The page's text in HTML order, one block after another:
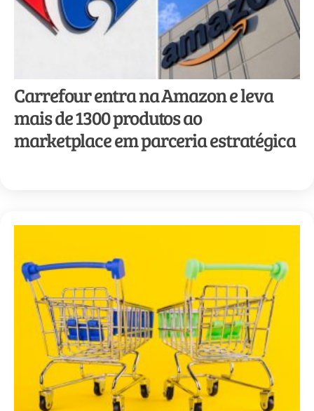
Carrefour entra na Amazon e leva
mais de 1300 produtos ao
marketplace em parceria estratégica